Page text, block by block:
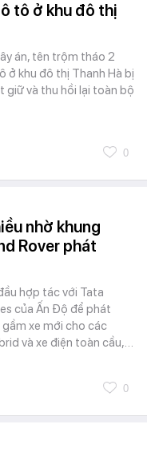
tô ở khu đô thị
án, tên trộm tháo 2
ở khu đô thị Thanh Hà bị
giữ và thu hồi lại toàn bộ
0
nhờ khung
Rover phát
hợp tác với Tata
của Ấn Độ để phát
xe mới cho các
và xe điện toàn cầu,…
0